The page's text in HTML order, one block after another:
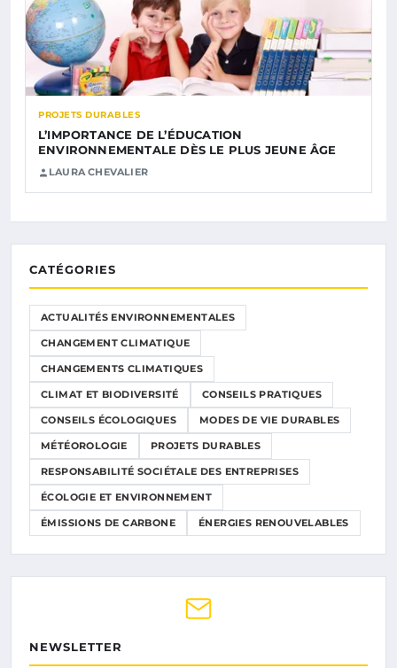
PROJETS DURABLES
L’IMPORTANCE DE L’ÉDUCATION
ENVIRONNEMENTALE DÈS LE PLUS JEUNE ÂGE
LAURA CHEVALIER
CATÉGORIES
ACTUALITÉS ENVIRONNEMENTALES
CHANGEMENT CLIMATIQUE
CHANGEMENTS CLIMATIQUES
CLIMAT ET BIODIVERSITÉ CONSEILS PRATIQUES
CONSEILS ÉCOLOGIQUES MODES DE VIE DURABLES
MÉTÉOROLOGIE PROJETS DURABLES
RESPONSABILITÉ SOCIÉTALE DES ENTREPRISES
ÉCOLOGIE ET ENVIRONNEMENT
ÉMISSIONS DE CARBONE ÉNERGIES RENOUVELABLES
NEWSLETTER